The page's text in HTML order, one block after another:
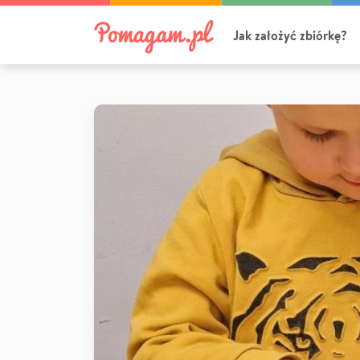
Jak założyć zbiórkę?